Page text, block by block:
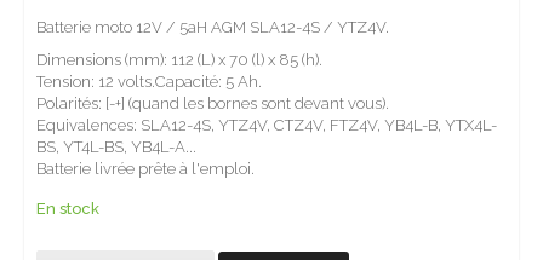
Batterie moto 12V / 5aH AGM SLA12-4S / YTZ4V.
Dimensions (mm): 112 (L) x 70 (l) x 85 (h).
Tension: 12 volts.Capacité: 5 Ah.
Polarités: [-+] (quand les bornes sont devant vous).
Equivalences: SLA12-4S, YTZ4V, CTZ4V, FTZ4V, YB4L-B, YTX4L-
BS, YT4L-BS, YB4L-A...
Batterie livrée prête à l'emploi.
En stock